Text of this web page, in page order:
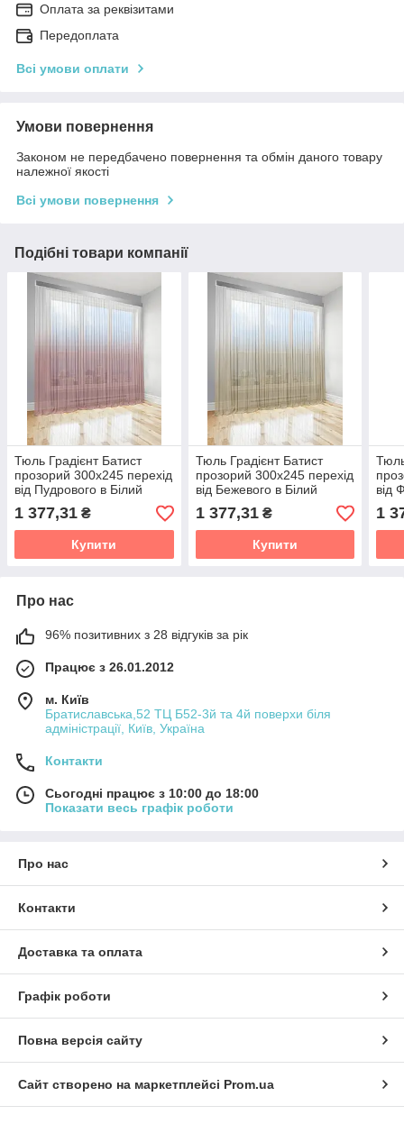
Оплата за реквізитами
Передоплата
Всі умови оплати
Умови повернення
Законом не передбачено повернення та обмін даного товару
належної якості
Всі умови повернення
Подібні товари компанії
Тюль Градієнт Батист
прозорий 300х245 перехід
від Пудрового в Білий
1 377,31 ₴
Купити
Тюль Градієнт Батист
прозорий 300х245 перехід
від Бежевого в Білий
1 377,31₴
Купити
від
1
Про нас
96% позитивних з 28 відгуків за рік
Працює з 26.01.2012
м. Київ
Братиславська,52 ТЦ Б52-3й та 4й поверхи біля
адміністрації, Київ, Україна
Контакти
Сьогодні працює з 10:00 до 18:00
Показати весь графік роботи
Про нас
Контакти
Доставка та оплата
Графік роботи
Повна версія сайту
Сайт створено на маркетплейсі Prom.ua